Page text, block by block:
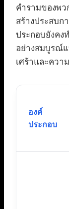
คำรามของพ
สร้างประสบ
ประกอบยังคง
อย่างสมบูรณ์
เศร้าและควา
องค์
ประกอบ